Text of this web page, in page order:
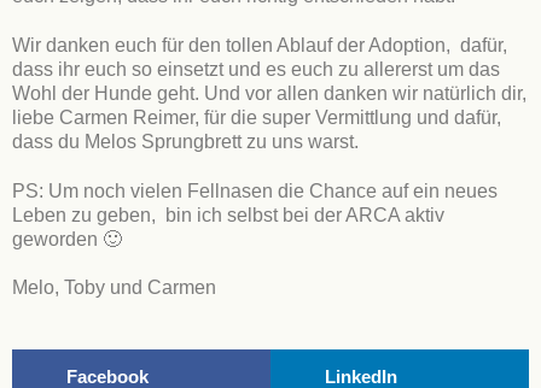
Wir danken euch für den tollen Ablauf der Adoption, dafür,
dass ihr euch so einsetzt und es euch zu allererst um das
Wohl der Hunde geht. Und vor allen danken wir natürlich dir,
liebe Carmen Reimer, für die super Vermittlung und dafür,
dass du Melos Sprungbrett zu uns warst.
PS: Um noch vielen Fellnasen die Chance auf ein neues
Leben zu geben, bin ich selbst bei der ARCA aktiv
geworden 🙂
Melo, Toby und Carmen
Facebook LinkedIn